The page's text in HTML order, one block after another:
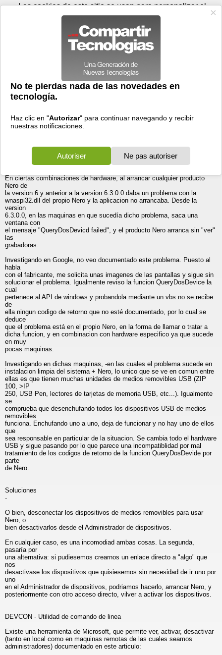
Prensa Videos
Windows XP>Discusiones
[TIP] "QueryDosDevice failed" NERO - Como deshabilitar
dispositivos desde la linea de comandos
11/04/2005 - 16:12 por
"QueryDosDevice failed" NERO - Como deshabilitar dispositivos desde la
linea
Antecedentes del Problema
En ciertas combinaciones de hardware, al arrancar cualquier producto
Nero de
la version 6 y anterior a la version 6.3.0.0 daba un problema con la
wnaspi32.dll del propio Nero y la aplicacion no arrancaba. Desde la
version
6.3.0.0, en las maquinas en que sucedía dicho problema, saca una
ventana con
el mensaje "QueryDosDevicd failed", y el producto Nero arranca sin "ver"
las
grabadoras.
Investigando en Google, no veo documentado este problema. Puesto al
habla
con el fabricante, me solicita unas imagenes de las pantallas y sigue sin
solucionar el problema. Igualmente reviso la funcion QueryDosDevice la
cual
pertenece al API de windows y probandola mediante un vbs no se recibe
de
ella ningun codigo de retorno que no esté documentado, por lo cual se
deduce
que el problema está en el propio Nero, en la forma de llamar o tratar a
dicha funcion, y en combinacion con hardware especifico ya que sucede
en muy
pocas maquinas.
Investigando en dichas maquinas, -en las cuales el problema sucede en
instalacion limpia del sistema + Nero, lo unico que se ve en comun entre
ellas es que tienen muchas unidades de medios removibles USB (ZIP
100, >IP
250, USB Pen, lectores de tarjetas de memoria USB, etc...). Igualmente
se
comprueba que desenchufando todos los dispositivos USB de medios
removibles
funciona. Enchufando uno a uno, deja de funcionar y no hay uno de ellos
que
sea responsable en particular de la situacion. Se cambia todo el hardware
USB y sigue pasando por lo que parece una incompatiblidad por mal
tratamiento de los codigos de retorno de la funcion QueryDosDevide por
parte
de Nero.
Soluciones
-
O bien, desconectar los dispositivos de medios removibles para usar
Nero, o
bien desactivarlos desde el Administrador de dispositivos.
En cualquier caso, es una incomodiad ambas cosas. La segunda,
pasaría por
una alternativa: si pudiesemos crearnos un enlace directo a "algo" que
nos
desactivase los dispositivos que quisiesemos sin necesidad de ir uno por
uno
en el Administrador de dispositivos, podriamos hacerlo, arrancar Nero, y
posteriormente con otro acceso directo, vilver a activar los dispositivos.
DEVCON - Utilidad de comando de linea
Existe una herramienta de Microsoft, que permite ver, activar, desactivar
(tanto en local como en maquinas remotas de las cuales seamos
administradores) documentado en este articulo:
Viernes 07 de agosto - 11:44 Registrar Conectar
Las cookies de este sitio se usan para personalizar el
contenido y los anuncios, para ofrecer funciones de medios
sociales y para analizar el tráfico. Además, compartimos
información sobre el uso que haga del sitio web con nuestros
partners de medios sociales, de publicidad y de análisis
web.
OK